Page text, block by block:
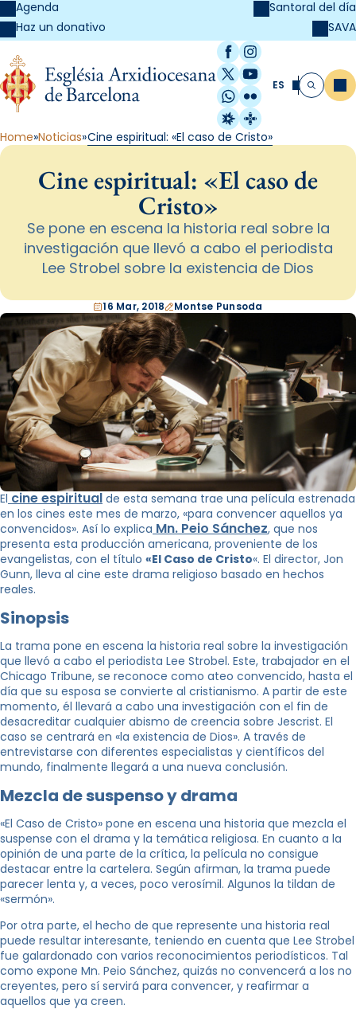
Agenda
Haz un donativo
Santoral del día
SAVA
Facebook
Instagram
X / Twitter
YouTube
WhatsApp
Flickr
Radio Estel
Catalunya
ES Buscar
Home Noticias Cine espiritual: «El caso de Cristo»
Cine espiritual: «El caso de
Cristo»
Se pone en escena la historia real sobre la
investigación que llevó a cabo el periodista
Lee Strobel sobre la existencia de Dios
16 Mar, 2018 Montse Punsoda
Elcine espiritual de esta semana trae una película estrenada
en los cines este mes de marzo, «para convencer aquellos ya
convencidos». Así lo explica Mn. Peio Sánchez, que nos
presenta esta producción americana, proveniente de los
evangelistas, con el título «El Caso de Cristo«. El director, Jon
Gunn, lleva al cine este drama religioso basado en hechos
reales.
Sinopsis
La trama pone en escena la historia real sobre la investigación
que llevó a cabo el periodista Lee Strobel. Este, trabajador en el
Chicago Tribune, se reconoce como ateo convencido, hasta el
día que su esposa se convierte al cristianismo. A partir de este
momento, él llevará a cabo una investigación con el fin de
desacreditar cualquier abismo de creencia sobre Jescrist. El
caso se centrará en «la existencia de Dios». A través de
entrevistarse con diferentes especialistas y científicos del
mundo, finalmente llegará a una nueva conclusión.
Mezcla de suspenso y drama
«El Caso de Cristo» pone en escena una historia que mezcla el
suspense con el drama y la temática religiosa. En cuanto a la
opinión de una parte de la crítica, la película no consigue
destacar entre la cartelera. Según afirman, la trama puede
parecer lenta y, a veces, poco verosímil. Algunos la tildan de
«sermón».
Por otra parte, el hecho de que represente una historia real
puede resultar interesante, teniendo en cuenta que Lee Strobel
fue galardonado con varios reconocimientos periodísticos. Tal
como expone Mn. Peio Sánchez, quizás no convencerá a los no
creyentes, pero sí servirá para convencer, y reafirmar a
aquellos que ya creen.